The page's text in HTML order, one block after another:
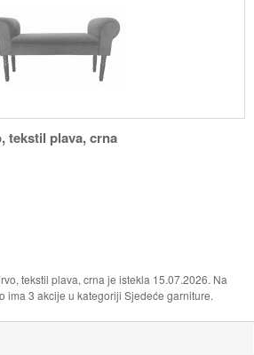
tekstil plava, crna
tekstil plava, crna je istekla 15.07.2026. Na
ima 3 akcije u kategoriji Sjedeće garniture.